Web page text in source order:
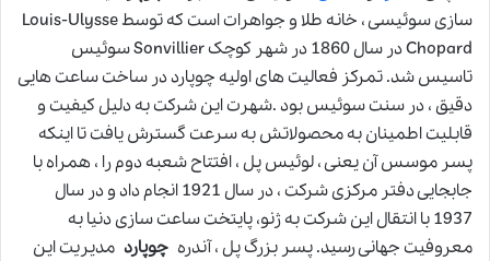
سازی سوئيسی ، خانه طلا و جواهرات است که توسط Louis-Ulysse
Chopard در سال 1860 در شهر کوچک Sonvillier سوئيس
تاسيس شد. تمرکز فعاليت های اوليه چوپارد در ساخت ساعت هایی
دقيق ، در سنت سوئيس بود .شهرت اين شرکت به دلیل کيفيت و
قابلیت اطمينان به محصولاتش به سرعت گسترش يافت تا اینکه
پسر موسس آن یعنی ، لوئيس پل ، افتتاح شعبه دوم را ، همراه با
جابجايی دفتر مرکزی شرکت ، در سال 1921 انجام داد و در سال
1937 با انتقال اين شرکت به ژنو، پايتخت ساعت سازی دنيا به
معروفيت جهانی رسيد. پسر بزرگ پل ، آندره چوپارد مدیریت اين